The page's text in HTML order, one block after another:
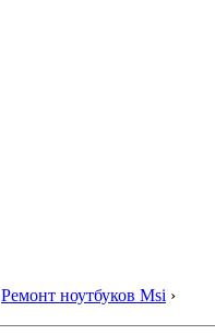
Ремонт ноутбуков Msi ›